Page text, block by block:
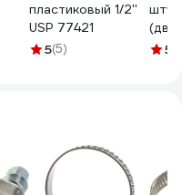
пластиковый 1/2''
USP 77421
5(5) 5